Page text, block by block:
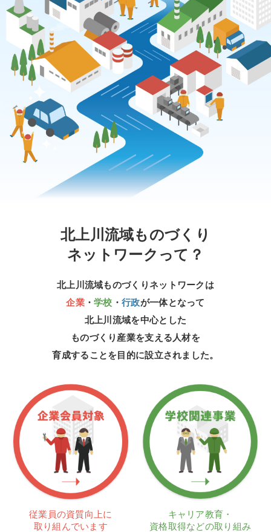
北上川流域ものづくり
ネットワークって？
北上川流域ものづくりネットワークは
企業・学校 ・行政が一体となって
北上川流域を中心とした
ものづくり産業を支える人材を
育成することを目的に設立されました。
従業員の資質向上に
取り組んでいます
キャリア教育・
資格取得などの取り組み